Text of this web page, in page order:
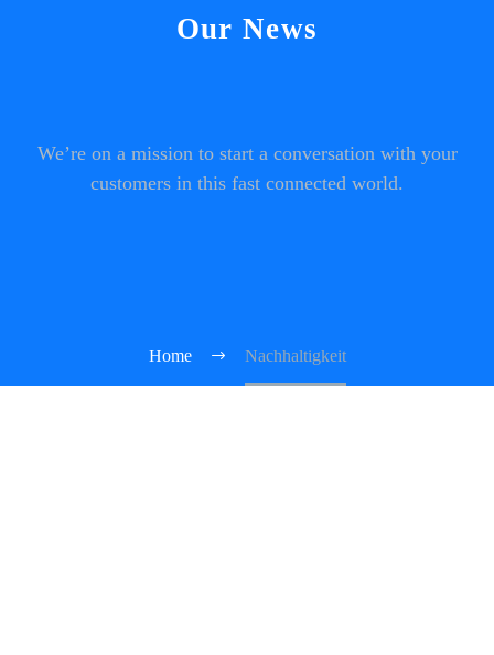
Our News
We’re on a mission to start a conversation with your
customers in this fast connected world.
Home Nachhaltigkeit